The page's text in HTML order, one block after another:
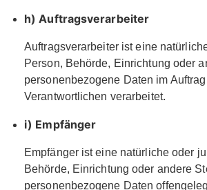
h) Auftragsverarbeiter
Auftragsverarbeiter ist eine
Person, Behörde, Einrichtung oder
personenbezogene Daten im
Verantwortlichen verarbeitet.
i) Empfänger
Empfänger ist eine natürliche oder
Behörde, Einrichtung oder andere
personenbezogene Daten